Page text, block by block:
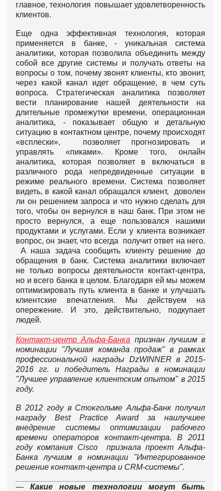
главное, технология повышает удовлетворенность
клиентов.
Еще одна эффективная технология, которая
применяется в банке, - уникальная система
аналитики, которая позволила объединить между
собой все другие системы и получать ответы на
вопросы о том, почему звонят клиенты, кто звонит,
через какой канал идет обращение, в чем суть
вопроса. Стратегическая аналитика позволяет
вести планирование нашей деятельности на
длительные промежутки времени, операционная
аналитика, - показывает общую и детальную
ситуацию в контактном центре, почему происходят
«всплески», позволяет прогнозировать и
управлять «пиками». Кроме того, онлайн
аналитика, которая позволяет в включаться в
различного рода непредвиденные ситуации в
режиме реального времени. Система позволяет
видеть, в какой канал обращался клиент, доволен
ли он решением запроса и что нужно сделать для
того, чтобы он вернулся в наш банк. При этом не
просто вернулся, а еще пользовался нашими
продуктами и услугами. Если у клиента возникает
вопрос, он знает, что всегда получит ответ на него.
А наша задача сообщить клиенту решение до
обращения в банк. Система аналитики включает
не только вопросы деятельности контакт-центра,
но и всего банка в целом. Благодаря ей мы можем
оптимизировать путь клиента в банке и улучшать
клиентские впечатления. Мы действуем на
опережение. И это, действительно, подкупает
людей.
Контакт-центр Альфа-Банка признан лучшим в
номинации "Лучшая команда продаж" в рамках
профессиональной награды DzWINNER в 2015-
2016 гг. и победитель Награды в номинации
"Лучшее управление клиентским опытом" в 2015
году.
В 2012 году в Стокгольме Альфа-Банк получил
награду Best Practice Award за наилучшее
внедрение системы оптимизации рабочего
времени операторов контакт-центра. В 2011
году компания Cisco признала проект Альфа-
Банка лучшим в номинации "Интегрированное
решение контакт-центра и СRM-системы".
—Какие новые технологии могут быть